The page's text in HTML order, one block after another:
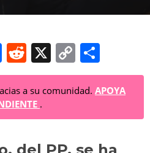
F
a
c
e
b
R
e
d
di
t
X
C
o
p
y
Li
o
m
p
ar
a su comunidad. APOYA
.